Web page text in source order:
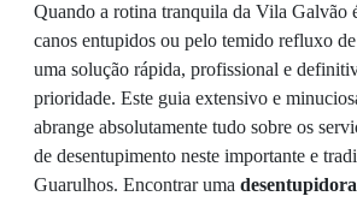
Quando a rotina tranquila da Vila Galvão
canos entupidos ou pelo temido refluxo
uma solução rápida, profissional e
prioridade. Este guia extensivo e
abrange absolutamente tudo sobre os
de desentupimento neste importante e
Guarulhos. Encontrar uma